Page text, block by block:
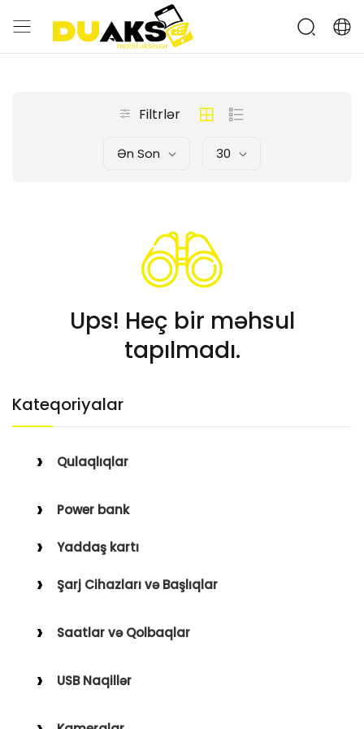
Kateqoriyalar
Qulaqlıqlar
Qulaqüstü
Power bank
Yaddaş kartı
Şarj Cihazları və Başlıqlar
Saatlar və Qolbaqlar
Saat Qolbaqları
USB Naqillər
Filtrlər
Ən Son 30
Ups! Heç bir məhsul
tapılmadı.